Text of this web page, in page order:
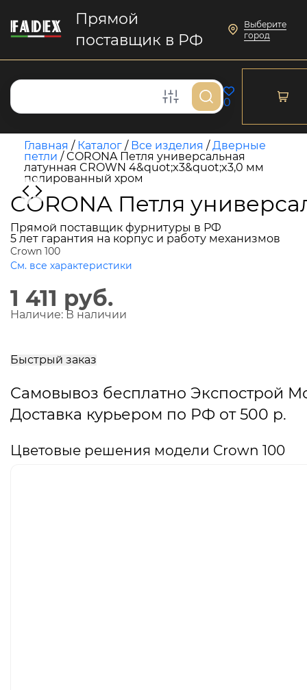
Прямой
поставщик в РФ
Выберите
город
0
Главная / Каталог / Все изделия /Дверные
петли /CORONA Петля универсальная
латунная CROWN 4&quot;x3&quot;x3,0 мм
полированный хром
CORONA Петля
Прямой поставщик фурнитуры в РФ
5 лет гарантия на корпус и работу механизмов
Crown 100
См. все характеристики
1 411 руб.
Наличие:В наличии
Быстрый заказ
Самовывоз бесплатно Экспострой
Доставка курьером по РФ от 500 р.
Цветовые решения модели Crown 100